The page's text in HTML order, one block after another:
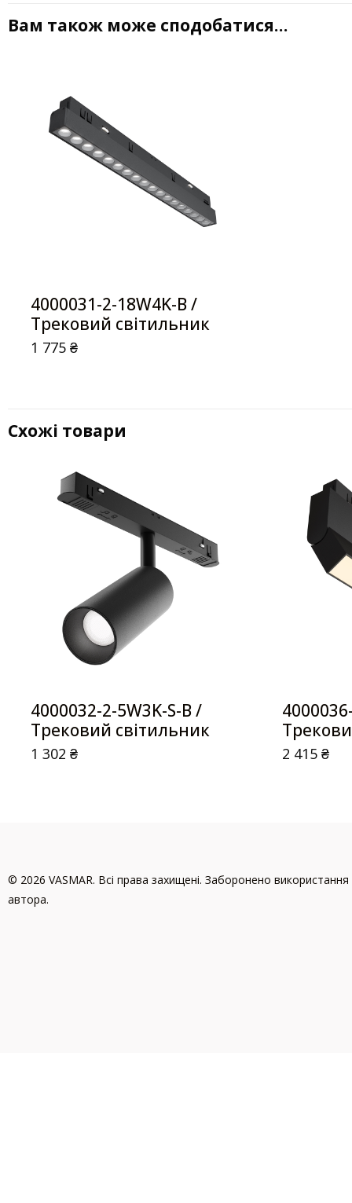
Вам також може сподобатися…
4000031-2-18W4K-B /
Трековий світильник
1 775₴
Схожі товари
4000032-2-5W3K-S-B /
Трековий світильник
1 302₴ 2 415₴
© 2026 VASMAR. Всі права захищені. Заборонено використання
автора.